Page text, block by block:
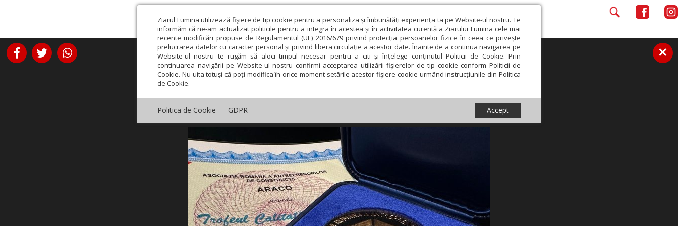
Ziarul Lumina utilizează fişiere de tip cookie pentru a personaliza și îmbunătăți experiența ta pe Website-ul nostru. Te
informăm că ne-am actualizat politicile pentru a integra în acestea și în activitatea curentă a Ziarului Lumina cele mai
recente modificări propuse de Regulamentul (UE) 2016/679 privind protecția persoanelor fizice în ceea ce privește
prelucrarea datelor cu caracter personal și privind libera circulație a acestor date. Înainte de a continua navigarea pe
Website-ul nostru te rugăm să aloci timpul necesar pentru a citi și înțelege conținutul Politicii de Cookie. Prin
continuarea navigării pe Website-ul nostru confirmi acceptarea utilizării fişierelor de tip cookie conform Politicii de
Cookie. Nu uita totuși că poți modifica în orice moment setările acestor fişiere cookie urmând instrucțiunile din Politica
de Cookie.
Politica de Cookie GDPR Accept
×